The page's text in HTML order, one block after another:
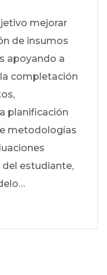
mejorar
de insumos
apoyando a
completación
planificación
metodologías
del estudiante,